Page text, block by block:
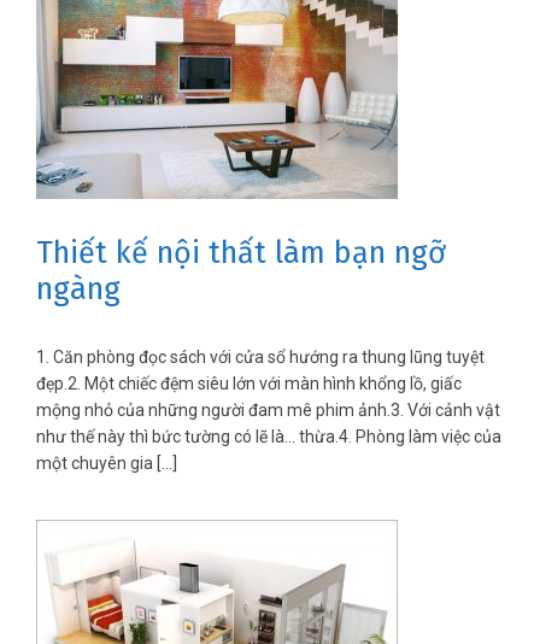
Thiết kế nội thất làm bạn ngỡ
ngàng
1. Căn phòng đọc sách với cửa sổ hướng ra thung lũng tuyệt
đẹp.2. Một chiếc đệm siêu lớn với màn hình khổng lồ, giấc
mộng nhỏ của những người đam mê phim ảnh.3. Với cảnh vật
như thế này thì bức tường có lẽ là… thừa.4. Phòng làm việc của
một chuyên gia […]